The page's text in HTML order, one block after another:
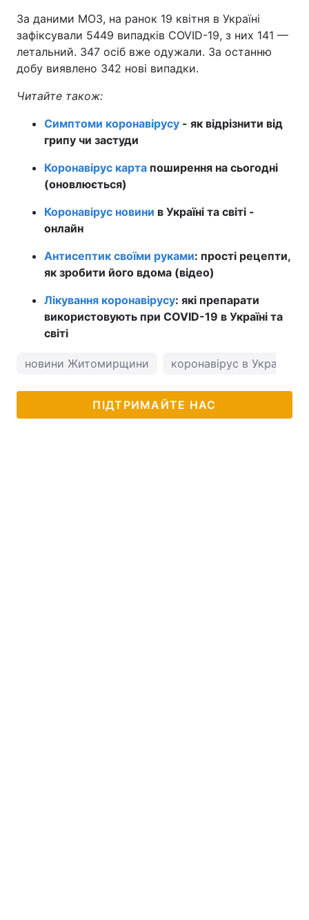
За даними МОЗ, на ранок 19 квітня в Україні
зафіксували 5449 випадків COVID-19, з них 141 —
летальний. 347 осіб вже одужали. За останню
добу виявлено 342 нові випадки.
Читайте також:
Симптоми коронавірусу - як відрізнити від
грипу чи застуди
Коронавірус карта поширення на сьогодні
(оновлюється)
Коронавірус новини в Україні та світі -
онлайн
Антисептик своїми руками: прості рецепти,
як зробити його вдома (відео)
Лікування коронавірусу: які препарати
використовують при COVID-19 в Україні та
світі
новини Житомирщини коронавірус в Україні
ПІДТРИМАЙТЕ НАС